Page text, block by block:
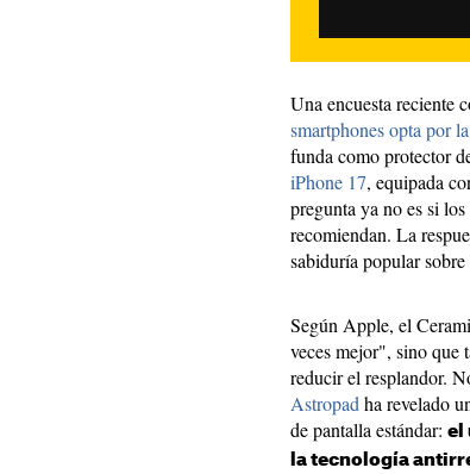
Una encuesta reciente
smartphones opta por
funda como protector
iPhone 17, equipada
pregunta ya no es si
recomiendan. La
sabiduría popular sobre
Según Apple, el
veces mejor", sino que
reducir el resplandor.
Astropad ha revelado
de pantalla estándar: el
la tecnología